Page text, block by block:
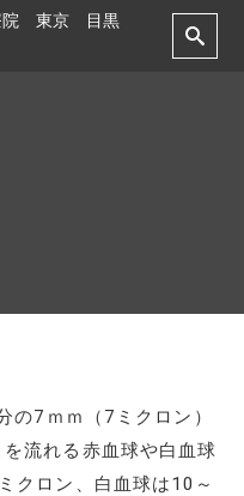
院 東京 目黒
の7ｍｍ（7ミクロン）
流れる赤血球や白血球
クロン、白血球は10～